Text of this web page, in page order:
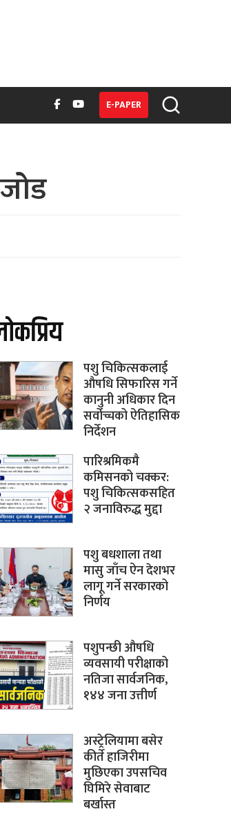
E-PAPER
पशु चिकित्सकलाई
औषधि सिफारिस गर्ने
कानुनी अधिकार दिन
सर्वोच्चको ऐतिहासिक
निर्देशन
पारिश्रमिकमै
कमिसनको चक्कर:
पशु चिकित्सकसहित
२ जनाविरुद्ध मुद्दा
पशु बधशाला तथा
मासु जाँच ऐन देशभर
लागू गर्ने सरकारको
निर्णय
पशुपन्छी औषधि
व्यवसायी परीक्षाको
नतिजा सार्वजनिक,
१४४ जना उत्तीर्ण
अस्ट्रेलियामा बसेर
कीर्ते हाजिरीमा
मुछिएका उपसचिव
घिमिरे सेवाबाट
बर्खास्त